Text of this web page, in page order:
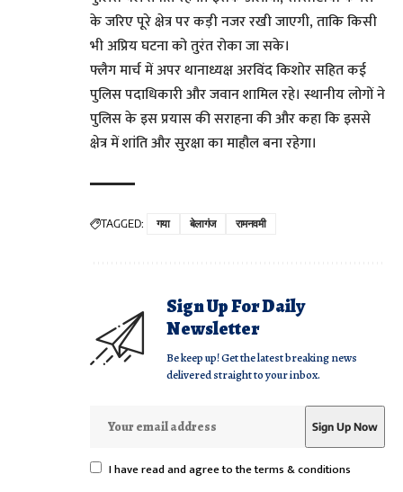
के जरिए पूरे क्षेत्र पर कड़ी नजर रखी जाएगी, ताकि किसी
भी अप्रिय घटना को तुरंत रोका जा सके।
फ्लैग मार्च में अपर थानाध्यक्ष अरविंद किशोर सहित कई
पुलिस पदाधिकारी और जवान शामिल रहे। स्थानीय लोगों ने
पुलिस के इस प्रयास की सराहना की और कहा कि इससे
क्षेत्र में शांति और सुरक्षा का माहौल बना रहेगा।
TAGGED: गया बेलागंज रामनवमी
Sign Up For Daily
Newsletter
Be keep up! Get the latest breaking news
delivered straight to your inbox.
I have read and agree to the terms & conditions